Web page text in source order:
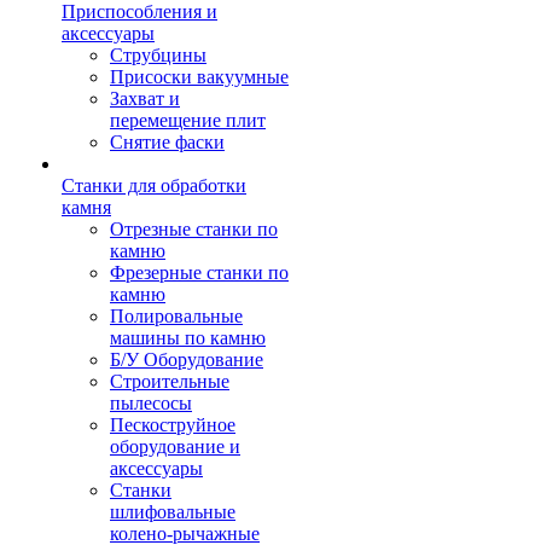
Приспособления и
аксессуары
Струбцины
Присоски вакуумные
Захват и
перемещение плит
Снятие фаски
Станки для обработки
камня
Отрезные станки по
камню
Фрезерные станки по
камню
Полировальные
машины по камню
Б/У Оборудование
Строительные
пылесосы
Пескоструйное
оборудование и
аксессуары
Станки
шлифовальные
колено-рычажные